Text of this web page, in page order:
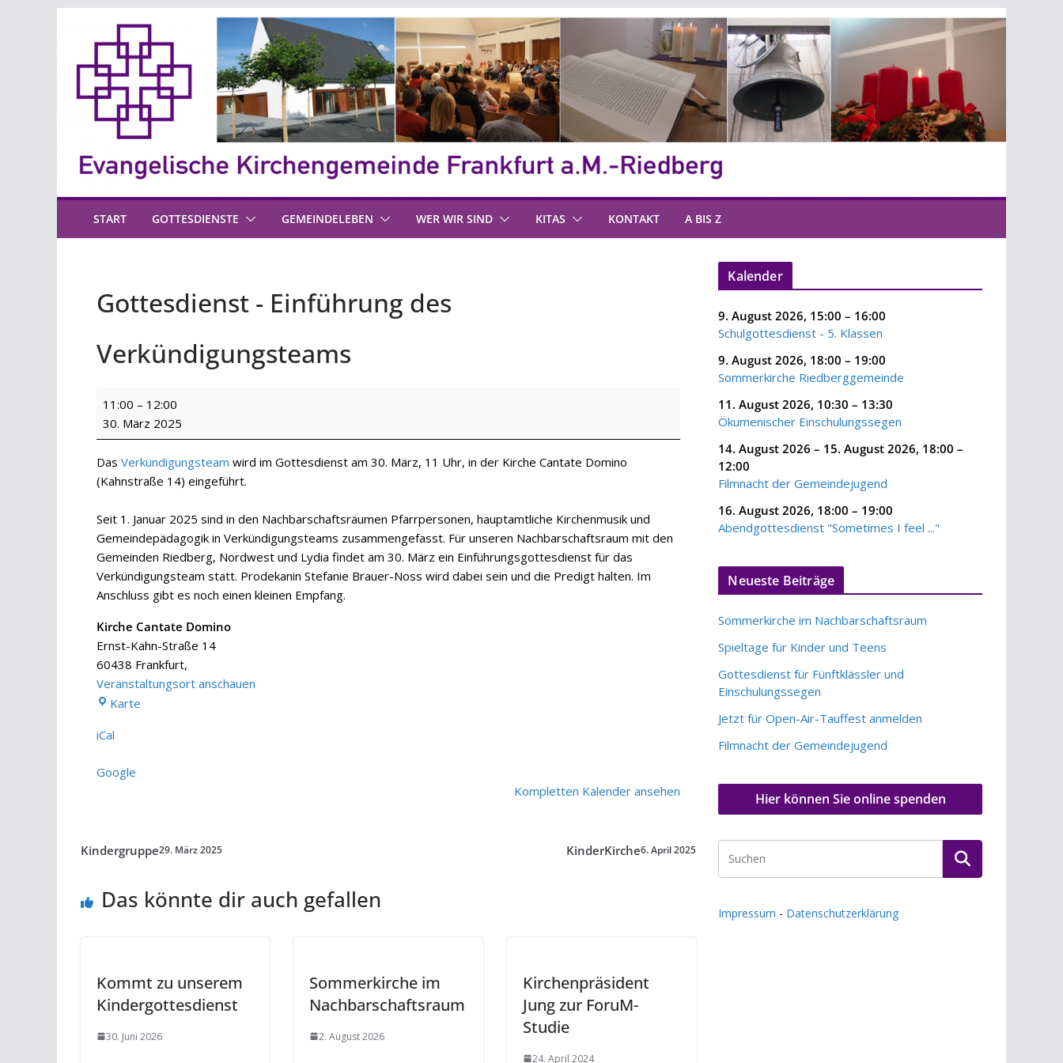
START GOTTESDIENSTE GEMEINDELEBEN WER WIR SIND KITAS KONTAKT A BIS Z
Gottesdienst - Einführung des
Verkündigungsteams
Gottesdienst
Einführung
Verkündigungsteams
11:00 – 12:00
30. März 2025
Das Verkündigungsteam wird im Gottesdienst am 30. März, 11 Uhr, in der Kirche Cantate Domino
(Kahnstraße 14) eingeführt.
Seit 1. Januar 2025 sind in den Nachbarschaftsräumen Pfarrpersonen, hauptamtliche Kirchenmusik und
Gemeindepädagogik in Verkündigungsteams zusammengefasst. Für unseren Nachbarschaftsraum mit den
Gemeinden Riedberg, Nordwest und Lydia findet am 30. März ein Einführungsgottesdienst für das
Verkündigungsteam statt. Prodekanin Stefanie Brauer-Noss wird dabei sein und die Predigt halten. Im
Anschluss gibt es noch einen kleinen Empfang.
Kirche Cantate Domino
Ernst-Kahn-Straße 14
60438 Frankfurt,
Veranstaltungsort anschauen
Karte
iCal
Google
Kompletten Kalender ansehen
Kindergruppe29. März 2025 KinderKirche6. April 2025
Das könnte dir auch gefallen
Kommt zu unserem
Kindergottesdienst
30. Juni 2026
Sommerkirche im
Nachbarschaftsraum
2. August 2026
Kirchenpräsident
Jung zur ForuM-
Studie
24. April 2024
Kalender
9. August 2026, 15:00 – 16:00
Schulgottesdienst - 5. Klassen
9. August 2026, 18:00 – 19:00
Sommerkirche Riedberggemeinde
11. August 2026, 10:30 – 13:30
Ökumenischer Einschulungssegen
14. August 2026 – 15. August 2026, 18:00 –
12:00
Filmnacht der Gemeindejugend
16. August 2026, 18:00 – 19:00
Abendgottesdienst "Sometimes I feel ..."
Neueste Beiträge
Sommerkirche im Nachbarschaftsraum
Spieltage für Kinder und Teens
Gottesdienst für Fünftklässler und
Einschulungssegen
Jetzt für Open-Air-Tauffest anmelden
Filmnacht der Gemeindejugend
Hier können Sie online spenden
Impressum - Datenschutzerklärung